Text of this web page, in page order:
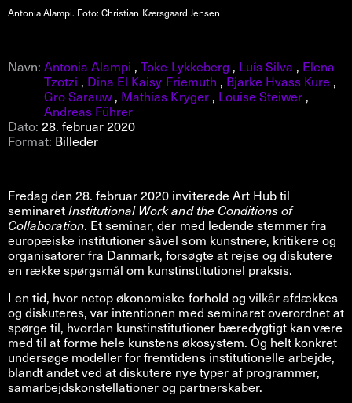
Antonia Alampi. Foto: Christian Kærsgaard Jensen
Navn:Antonia Alampi ,Toke Lykkeberg , Luís Silva , Elena
Tzotzi , Dina El Kaisy Friemuth , Bjarke Hvass Kure ,
Gro Sarauw , Mathias Kryger , Louise Steiwer ,
Andreas Führer
Dato:28. februar 2020
Format: Billeder
Fredag den 28. februar 2020 inviterede Art Hub til
seminaretInstitutional Work and the Conditions of
Collaboration. Et seminar, der med ledende stemmer fra
europæiske institutioner såvel som kunstnere, kritikere og
organisatorer fra Danmark, forsøgte at rejse og diskutere
en række spørgsmål om kunstinstitutionel praksis.
I en tid, hvor netop økonomiske forhold og vilkår afdækkes
og diskuteres, var intentionen med seminaret overordnet at
spørge til, hvordan kunstinstitutioner bæredygtigt kan være
med til at forme hele kunstens økosystem. Og helt konkret
undersøge modeller for fremtidens institutionelle arbejde,
blandt andet ved at diskutere nye typer af programmer,
samarbejdskonstellationer og partnerskaber.